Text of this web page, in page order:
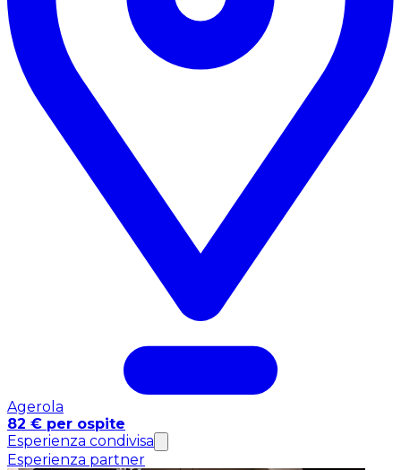
Agerola
82 € per ospite
Esperienza condivisa
Esperienza partner